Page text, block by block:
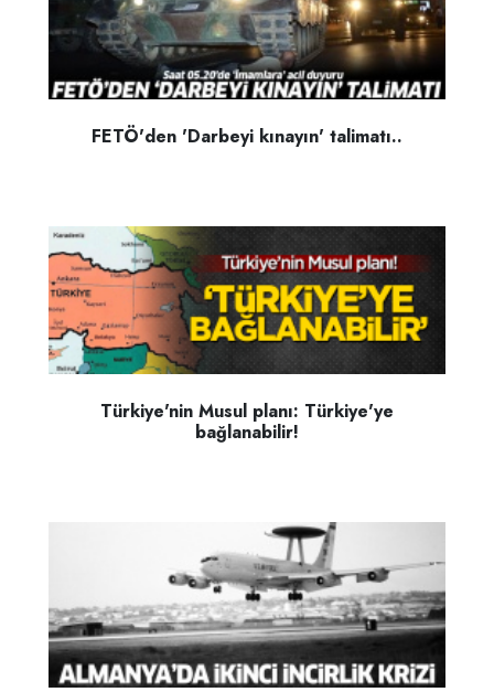
FETÖ'den 'Darbeyi kınayın' talimatı..
Türkiye'nin Musul planı: Türkiye'ye
bağlanabilir!